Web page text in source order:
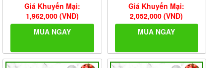
Giá Khuyến Mại:
1,962,000 (VNĐ)
MUA NGAY
Giá Khuyến Mại:
2,052,000 (VNĐ)
MUA NGAY